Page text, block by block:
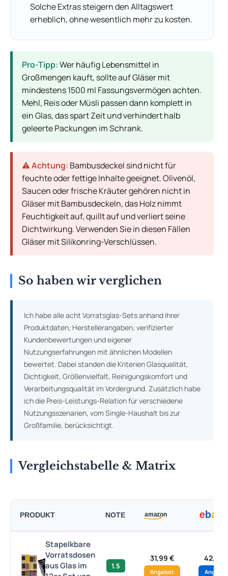
Solche Extras steigern den Alltagswert
erheblich, ohne wesentlich mehr zu kosten.
Pro-Tipp:Wer häufig Lebensmittel in
Großmengen kauft, sollte auf Gläser mit
mindestens 1500 ml Fassungsvermögen achten.
Mehl, Reis oder Müsli passen dann komplett in
ein Glas, das spart Zeit und verhindert halb
geleerte Packungen im Schrank.
⚠️ Achtung: Bambusdeckel sind nicht für
feuchte oder fettige Inhalte geeignet. Olivenöl,
Saucen oder frische Kräuter gehören nicht in
Gläser mit Bambusdeckeln, das Holz nimmt
Feuchtigkeit auf, quillt auf und verliert seine
Dichtwirkung. Verwenden Sie in diesen Fällen
Gläser mit Silikonring-Verschlüssen.
So haben wir verglichen
Ich habe alle acht Vorratsglas-Sets anhand ihrer
Produktdaten, Herstellerangaben, verifizierter
Kundenbewertungen und eigener
Nutzungserfahrungen mit ähnlichen Modellen
bewertet. Dabei standen die Kriterien Glasqualität,
Dichtigkeit, Größenvielfalt, Reinigungskomfort und
Verarbeitungsqualität im Vordergrund. Zusätzlich habe
ich die Preis-Leistungs-Relation für verschiedene
Nutzungsszenarien, vom Single-Haushalt bis zur
Großfamilie, berücksichtigt.
Vergleichstabelle & Matrix
PRODUKT NOTE
Stapelkbare
Vorratsdosen
aus Glas im
1.5
31,99 €
Angebot
42,25
Angebot